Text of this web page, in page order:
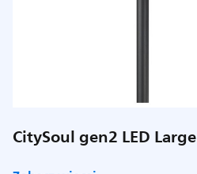
CitySoul gen2 LED Large